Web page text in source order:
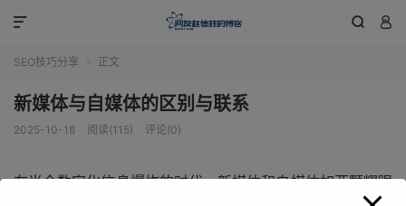
 

SEO技巧分享 正文
新媒体与自媒体的区别与联系
2025-10-18 阅读(115) 评论(0)
在当今数字化信息爆炸的时代，新媒体和自媒体如两颗耀眼